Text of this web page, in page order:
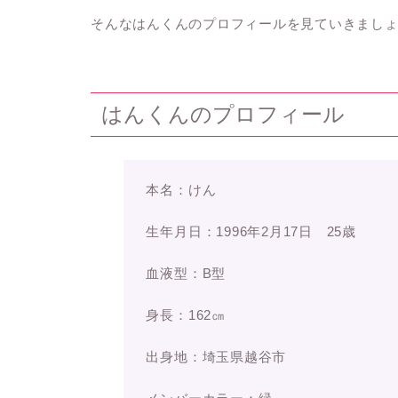
そんなはんくんのプロフィールを見ていきまし
はんくんのプロフィール
本名：けん
生年月日：1996年2月17日 25歳
血液型：B型
身長：162㎝
出身地：埼玉県越谷市